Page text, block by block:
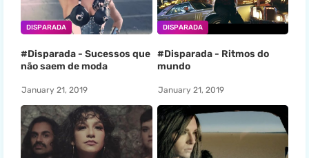
DISPARADA
#Disparada - Sucessos que
não saem de moda
January 21, 2019
DISPARADA
#Disparada - Ritmos do
mundo
January 21, 2019